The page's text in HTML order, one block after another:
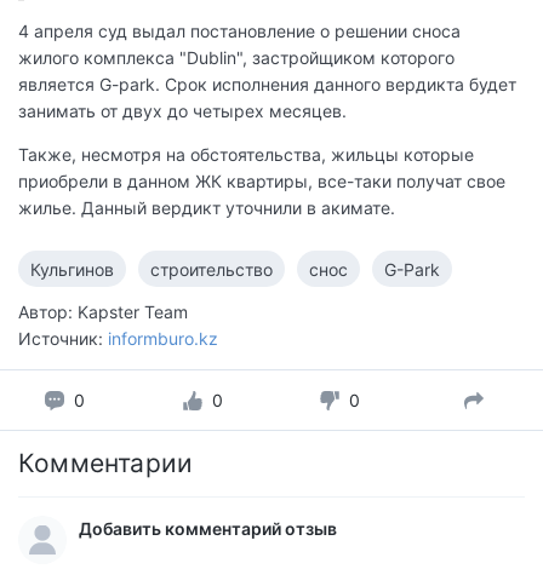
4 апреля суд выдал постановление о решении сноса
жилого комплекса "Dublin", застройщиком которого
является G-park. Срок исполнения данного вердикта будет
занимать от двух до четырех месяцев.
Также, несмотря на обстоятельства, жильцы которые
приобрели в данном ЖК квартиры, все-таки получат свое
жилье. Данный вердикт уточнили в акимате.
Кульгинов строительство снос G-Park
Автор: Kapster Team
Источник: informburo.kz
0 0 0
Комментарии
Добавить комментарий отзыв